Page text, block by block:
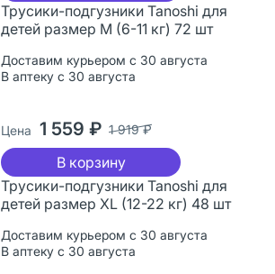
Трусики-подгузники Tanoshi для
детей размер M (6-11 кг) 72 шт
Доставим курьером с 30 августа
В аптеку с 30 августа
Цена 1 559 ₽ 1 919 ₽
В корзину
Трусики-подгузники Tanoshi для
детей размер XL (12-22 кг) 48 шт
Доставим курьером с 30 августа
В аптеку с 30 августа